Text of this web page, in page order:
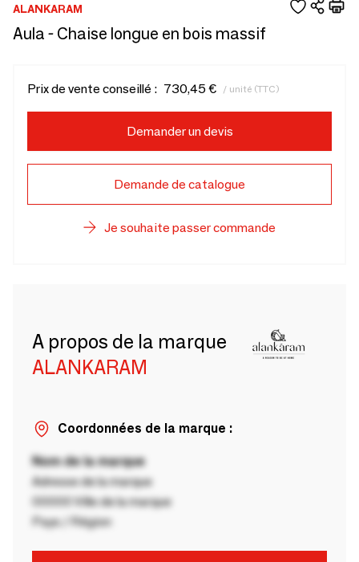
ALANKARAM
Aula - Chaise longue en bois massif
Prix de vente conseillé : 730,45 € / unité (TTC)
Demander un devis
Demande de catalogue
Je souhaite passer commande
A propos de la marque
ALANKARAM
Coordonnées de la marque :
Nom de la marque
Adresse de la marque
00000 Ville de la marque
Pays / Région